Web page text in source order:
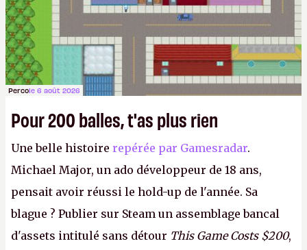
Percole 6 août 2026
Pour 200 balles, t'as plus rien
Une belle histoire repérée par Gamesradar.
Michael Major, un ado développeur de 18 ans,
pensait avoir réussi le hold-up de l'année. Sa
blague ? Publier sur Steam un assemblage bancal
d'assets intitulé sans détour This Game Costs $200,